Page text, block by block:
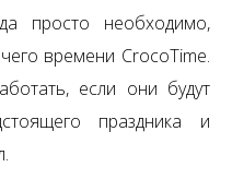
просто необходимо,
времени CrocoTime.
если они будут
праздника и